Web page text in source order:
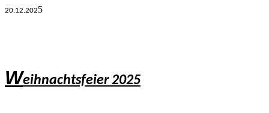
20.12.2025
Weihnachtsfeier 2025